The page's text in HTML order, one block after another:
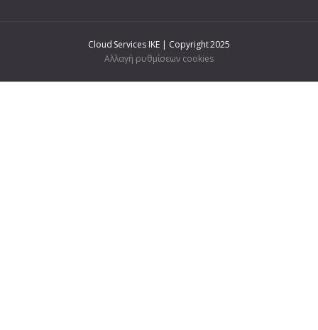
Cloud Services IKE | Copyright 2025
Αλλαγή ρυθμίσεων cookies